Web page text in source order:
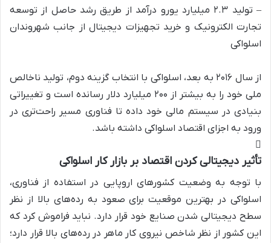
– تولید ۲.۳ میلیارد یورو درآمد از طریق رشد حاصل از توسعه
تجارت الکترونیک و خرید تجهیزات دیجیتال از جانب شهروندان
اسلواکی
از سال ۲۰۱۶ به بعد، اسلواکی با انتخاب گزینه دوم، تولید ناخالص
ملی خود را به بیشتر از ۲۰۰ میلیارد دلار رسانده است و تغییراتی
بنیادی در سیستم مالی خود داده تا فناوری مسیر راحت‌تری در
ورود به اجزای اقتصاد اسلواکی داشته باشد.
تأثیر دیجیتالی کردن اقتصاد بر بازار کار اسلواکی
با توجه به وضعیت کشورهای اروپایی در استفاده از فناوری،
اسلواکی در بهترین موقعیت برای صعود به رده‌های بالا از نظر
سطح دیجیتالی شدن صنایع خود قرار دارد. نباید فراموش کرد که
این کشور از نظر شاخص نیروی کار ماهر در رده‌های بالا قرار دارد؛